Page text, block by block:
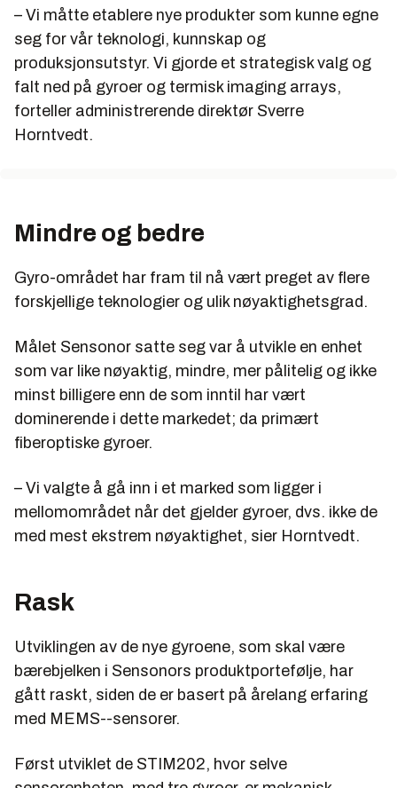
på et teknologisk eller samfunnsmessig problem i
Norge og være sluttført innen utgangen av året.
Bragden kan også representere et teknologisk
eller kommersielt gjennombrudd for en bedrifter, et
produkt eller et særdeles vellykket prosjekt.
Vinner kåres av fagjury (2/3) og Teknisk Ukeblads
Torbjørn Digernes, rektor NTNU (juryleder)
Oluf Ulseth, adm.dir. Energi Norge
Industri
Ketil Lyng, adm.dir. BNL
Gro Brækken, adm.dir. OLF
Paul Chaffey, adm.dir. Abelia
Tormod Haugstad, ansvarlig redaktør Teknisk
Ukeblad.
– Vi måtte etablere nye produkter som kunne egne
seg for vår teknologi, kunnskap og
produksjonsutstyr. Vi gjorde et strategisk valg og
falt ned på gyroer og termisk imaging arrays,
forteller administrerende direktør Sverre
Horntvedt.
Mindre og bedre
Gyro-området har fram til nå vært preget av flere
forskjellige teknologier og ulik nøyaktighetsgrad.
Målet Sensonor satte seg var å utvikle en enhet
som var like nøyaktig, mindre, mer pålitelig og ikke
minst billigere enn de som inntil har vært
dominerende i dette markedet; da primært
fiberoptiske gyroer.
– Vi valgte å gå inn i et marked som ligger i
mellomområdet når det gjelder gyroer, dvs. ikke de
med mest ekstrem nøyaktighet, sier Horntvedt.
Rask
Utviklingen av de nye gyroene, som skal være
bærebjelken i Sensonors produktportefølje, har
gått raskt, siden de er basert på årelang erfaring
med MEMS--sensorer.
Først utviklet de STIM202, hvor selve